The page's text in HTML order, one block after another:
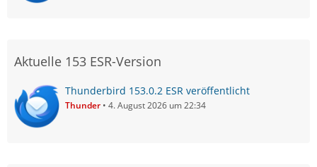
Aktuelle 153 ESR-Version
Thunderbird 153.0.2 ESR veröffentlicht
Thunder 4. August 2026 um 22:34